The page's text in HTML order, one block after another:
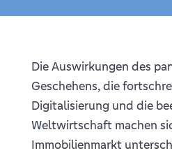
Die Auswirkungen des
Geschehens, die
Digitalisierung und die
Weltwirtschaft machen
Immobilienmarkt